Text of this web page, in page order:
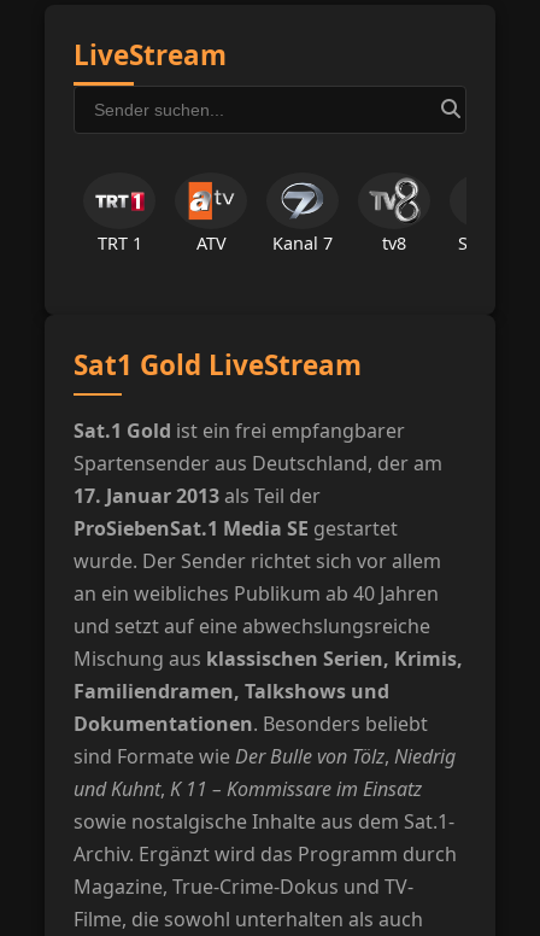
LiveStream
TRT 1 ATV Kanal 7 tv8 Star Tv
Sat1 Gold LiveStream
Sat.1 Gold ist ein frei empfangbarer
Spartensender aus Deutschland, der am
17. Januar 2013als Teil der
ProSiebenSat.1 Media SE gestartet
wurde. Der Sender richtet sich vor allem
an ein weibliches Publikum ab 40 Jahren
und setzt auf eine abwechslungsreiche
Mischung aus klassischen Serien, Krimis,
Familiendramen, Talkshows und
Dokumentationen. Besonders beliebt
sind Formate wieDer Bulle von Tölz,Niedrig
und Kuhnt,K 11 – Kommissare im Einsatz
sowie nostalgische Inhalte aus dem Sat.1-
Archiv. Ergänzt wird das Programm durch
Magazine, True-Crime-Dokus und TV-
Filme, die sowohl unterhalten als auch